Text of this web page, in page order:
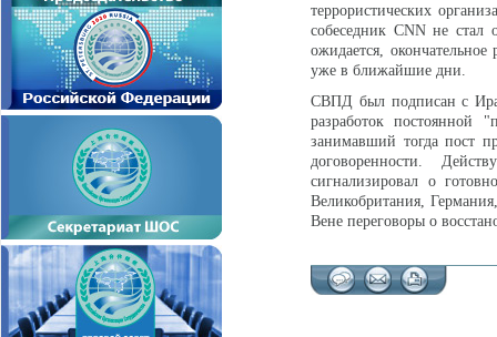
террористических
собеседник CNN не стал
ожидается,
уже в ближайшие дни.
СВПД был подписан с
разработок
занимавший тогда пост
договоренности.
сигнализировал о
Великобритания,
Вене переговоры о